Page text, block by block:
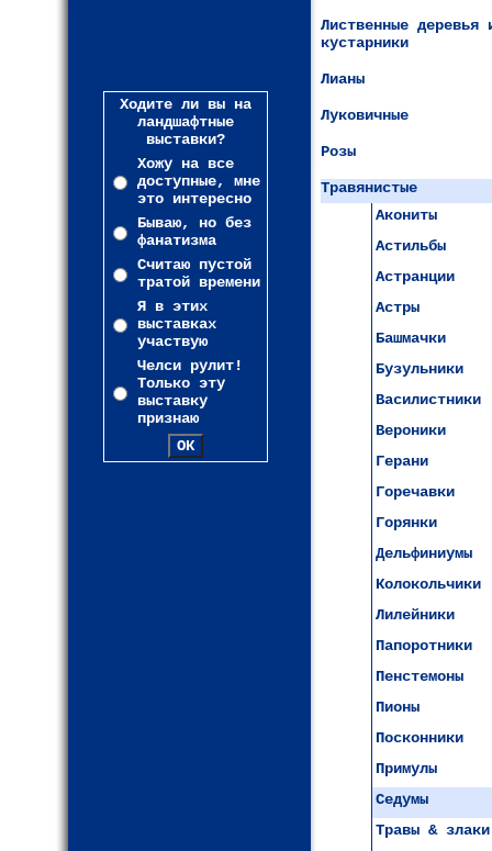
Ходите ли вы на
ландшафтные
выставки?
Хожу на все
доступные, мне
это интересно
Бываю, но без
фанатизма
Считаю пустой
тратой времени
Я в этих
выставках
участвую
Челси рулит!
Только эту
выставку
признаю
Лиственные деревья
кустарники
Лианы
Луковичные
Розы
Травянистые
Акониты
Астильбы
Астранции
Астры
Башмачки
Бузульники
Василистники
Вероники
Герани
Горечавки
Горянки
Дельфиниумы
Колокольчики
Лилейники
Папоротники
Пенстемоны
Пионы
Посконники
Примулы
Седумы
Травы & злаки